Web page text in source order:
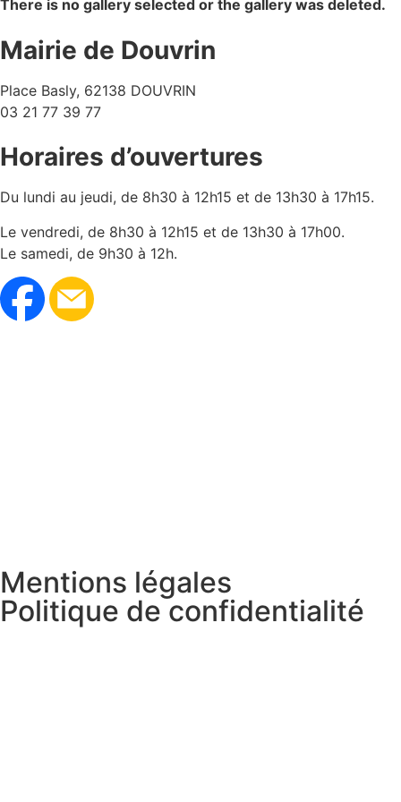
There is no gallery selected or the gallery was deleted.
Mairie de Douvrin
Place Basly, 62138 DOUVRIN
03 21 77 39 77
Horaires d’ouvertures
Du lundi au jeudi, de 8h30 à 12h15 et de 13h30 à 17h15.
Le vendredi, de 8h30 à 12h15 et de 13h30 à 17h00.
Le samedi, de 9h30 à 12h.
Mentions légales
Politique de confidentialité